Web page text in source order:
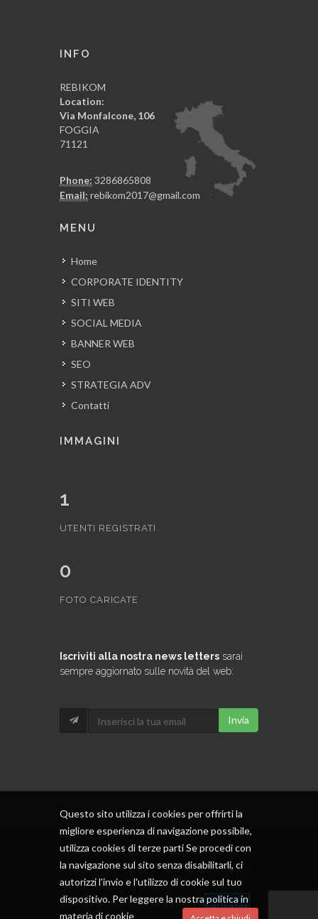
INFO
REBIKOM
Location:
Via Monfalcone, 106
FOGGIA
71121
Phone: 3286865808
Email: rebikom2017@gmail.com
MENU
Home
CORPORATE IDENTITY
SITI WEB
SOCIAL MEDIA
BANNER WEB
SEO
STRATEGIA ADV
Contatti
IMMAGINI
1
UTENTI REGISTRATI
0
FOTO CARICATE
Iscriviti alla nostra news letters sarai
sempre aggiornato sulle novità del web:
Invia
Copyrights © 2017 All Rights Reserved by
LT.
Terms of Use/Privacy Policy
Questo sito utilizza i cookies per offrirti la
migliore esperienza di navigazione possibile,
utilizza cookies di terze parti Se procedi con
la navigazione sul sito senza disabilitarli, ci
autorizzi l'invio e l'utilizzo di cookie sul tuo
dispositivo. Per leggere la nostra politica in
materia di cookie